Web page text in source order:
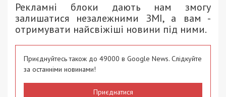
Рекламні блоки дають нам змогу
залишатися незалежними ЗМІ, а вам -
отримувати найсвіжіші новини під ними.
Приєднуйтесь також до 49000 в Google News. Слідкуйте
за останніми новинами!
Приєднатися